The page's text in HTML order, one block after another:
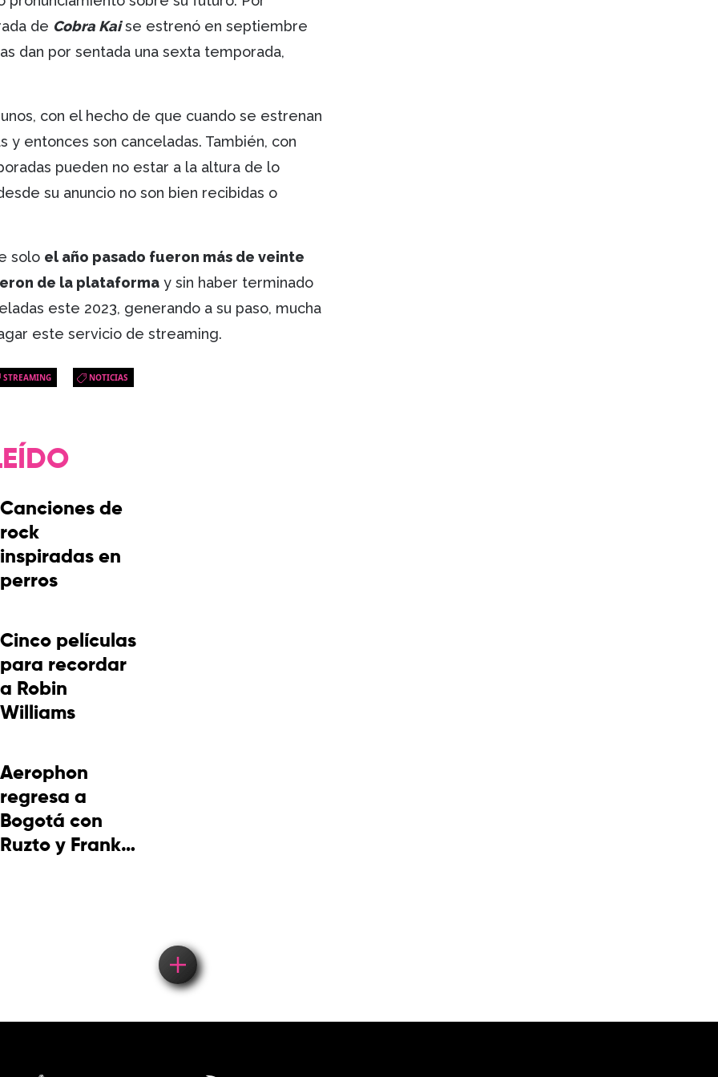
de Cobra Kaise estrenó en septiembre
dan por sentada una sexta temporada,
con el hecho de que cuando se estrenan
y entonces son canceladas. También, con
pueden no estar a la altura de lo
su anuncio no son bien recibidas o
solo el año pasado fueron más de veinte
de la plataforma y sin haber terminado
este 2023, generando a su paso, mucha
este servicio de streaming.
STREAMING NOTICIAS
Canciones de
rock
inspiradas en
perros
Cinco películas
para recordar
a Robin
Williams
Aerophon
regresa a
Bogotá con
Ruzto y Frank